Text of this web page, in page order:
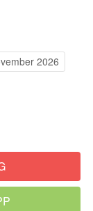
2026